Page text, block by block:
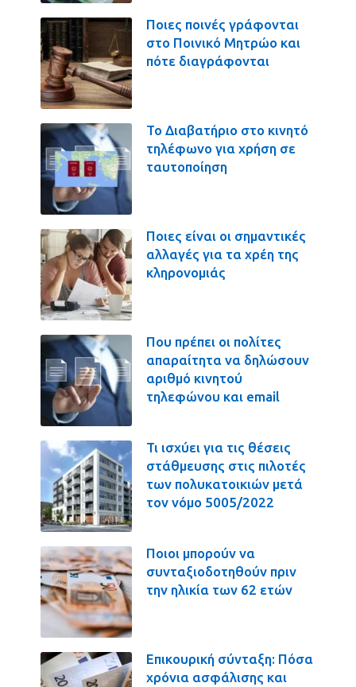
Ποιες ποινές γράφονται
στο Ποινικό Μητρώο και
πότε διαγράφονται
Το Διαβατήριο στο κινητό
τηλέφωνο για χρήση σε
ταυτοποίηση
Ποιες είναι οι σημαντικές
αλλαγές για τα χρέη της
κληρονομιάς
Που πρέπει οι πολίτες
απαραίτητα να δηλώσουν
αριθμό κινητού
τηλεφώνου και email
Τι ισχύει για τις θέσεις
στάθμευσης στις πιλοτές
των πολυκατοικιών μετά
τον νόμο 5005/2022
Ποιοι μπορούν να
συνταξιοδοτηθούν πριν
την ηλικία των 62 ετών
Επικουρική σύνταξη: Πόσα
χρόνια ασφάλισης και